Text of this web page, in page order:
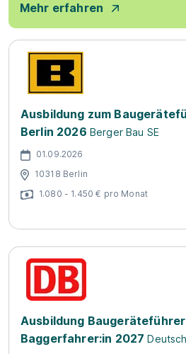
Mehr erfahren
Ausbildung zum
Berlin 2026 Berger Bau SE
01.09.2026
10318 Berlin
1.080 - 1.450 € pro Monat
Ausbildung
Baggerfahrer:in 2027